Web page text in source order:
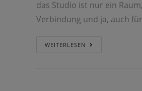
das Studio ist nur ein
Verbindung und ja, auch
WEITERLESEN